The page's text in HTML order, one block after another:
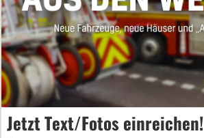
Jetzt Text/Fotos einreichen!